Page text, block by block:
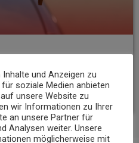
die A3und Anzeigen zu
soziale Medien anbieten
unsere Website zu
wir Informationen zu Ihrer
an unsere Partner für
Analysen weiter. Unsere
möglicherweise mit